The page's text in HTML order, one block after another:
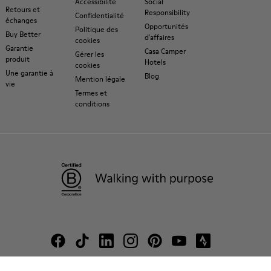
Retours et
échanges
Buy Better
Garantie
produit
Une garantie à
vie
Confidentialité
Politique des
cookies
Gérer les
cookies
Mention légale
Termes et
conditions
Responsibility
Opportunités
d'affaires
Casa Camper
Hotels
Blog